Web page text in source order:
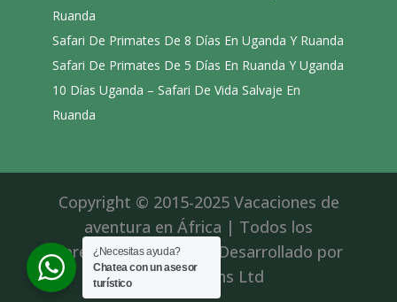
Ruanda
Safari De Primates De 8 Días En Uganda Y Ruanda
Safari De Primates De 5 Días En Ruanda Y Uganda
10 Días Uganda – Safari De Vida Salvaje En
Ruanda
Copyright © 2015-2025 Vacaciones de
aventura en África | Todos los
derechos reservados|Desarrollado por
Roll Solutions Ltd
¿Necesitas ayuda?
Chatea con un asesor
turístico